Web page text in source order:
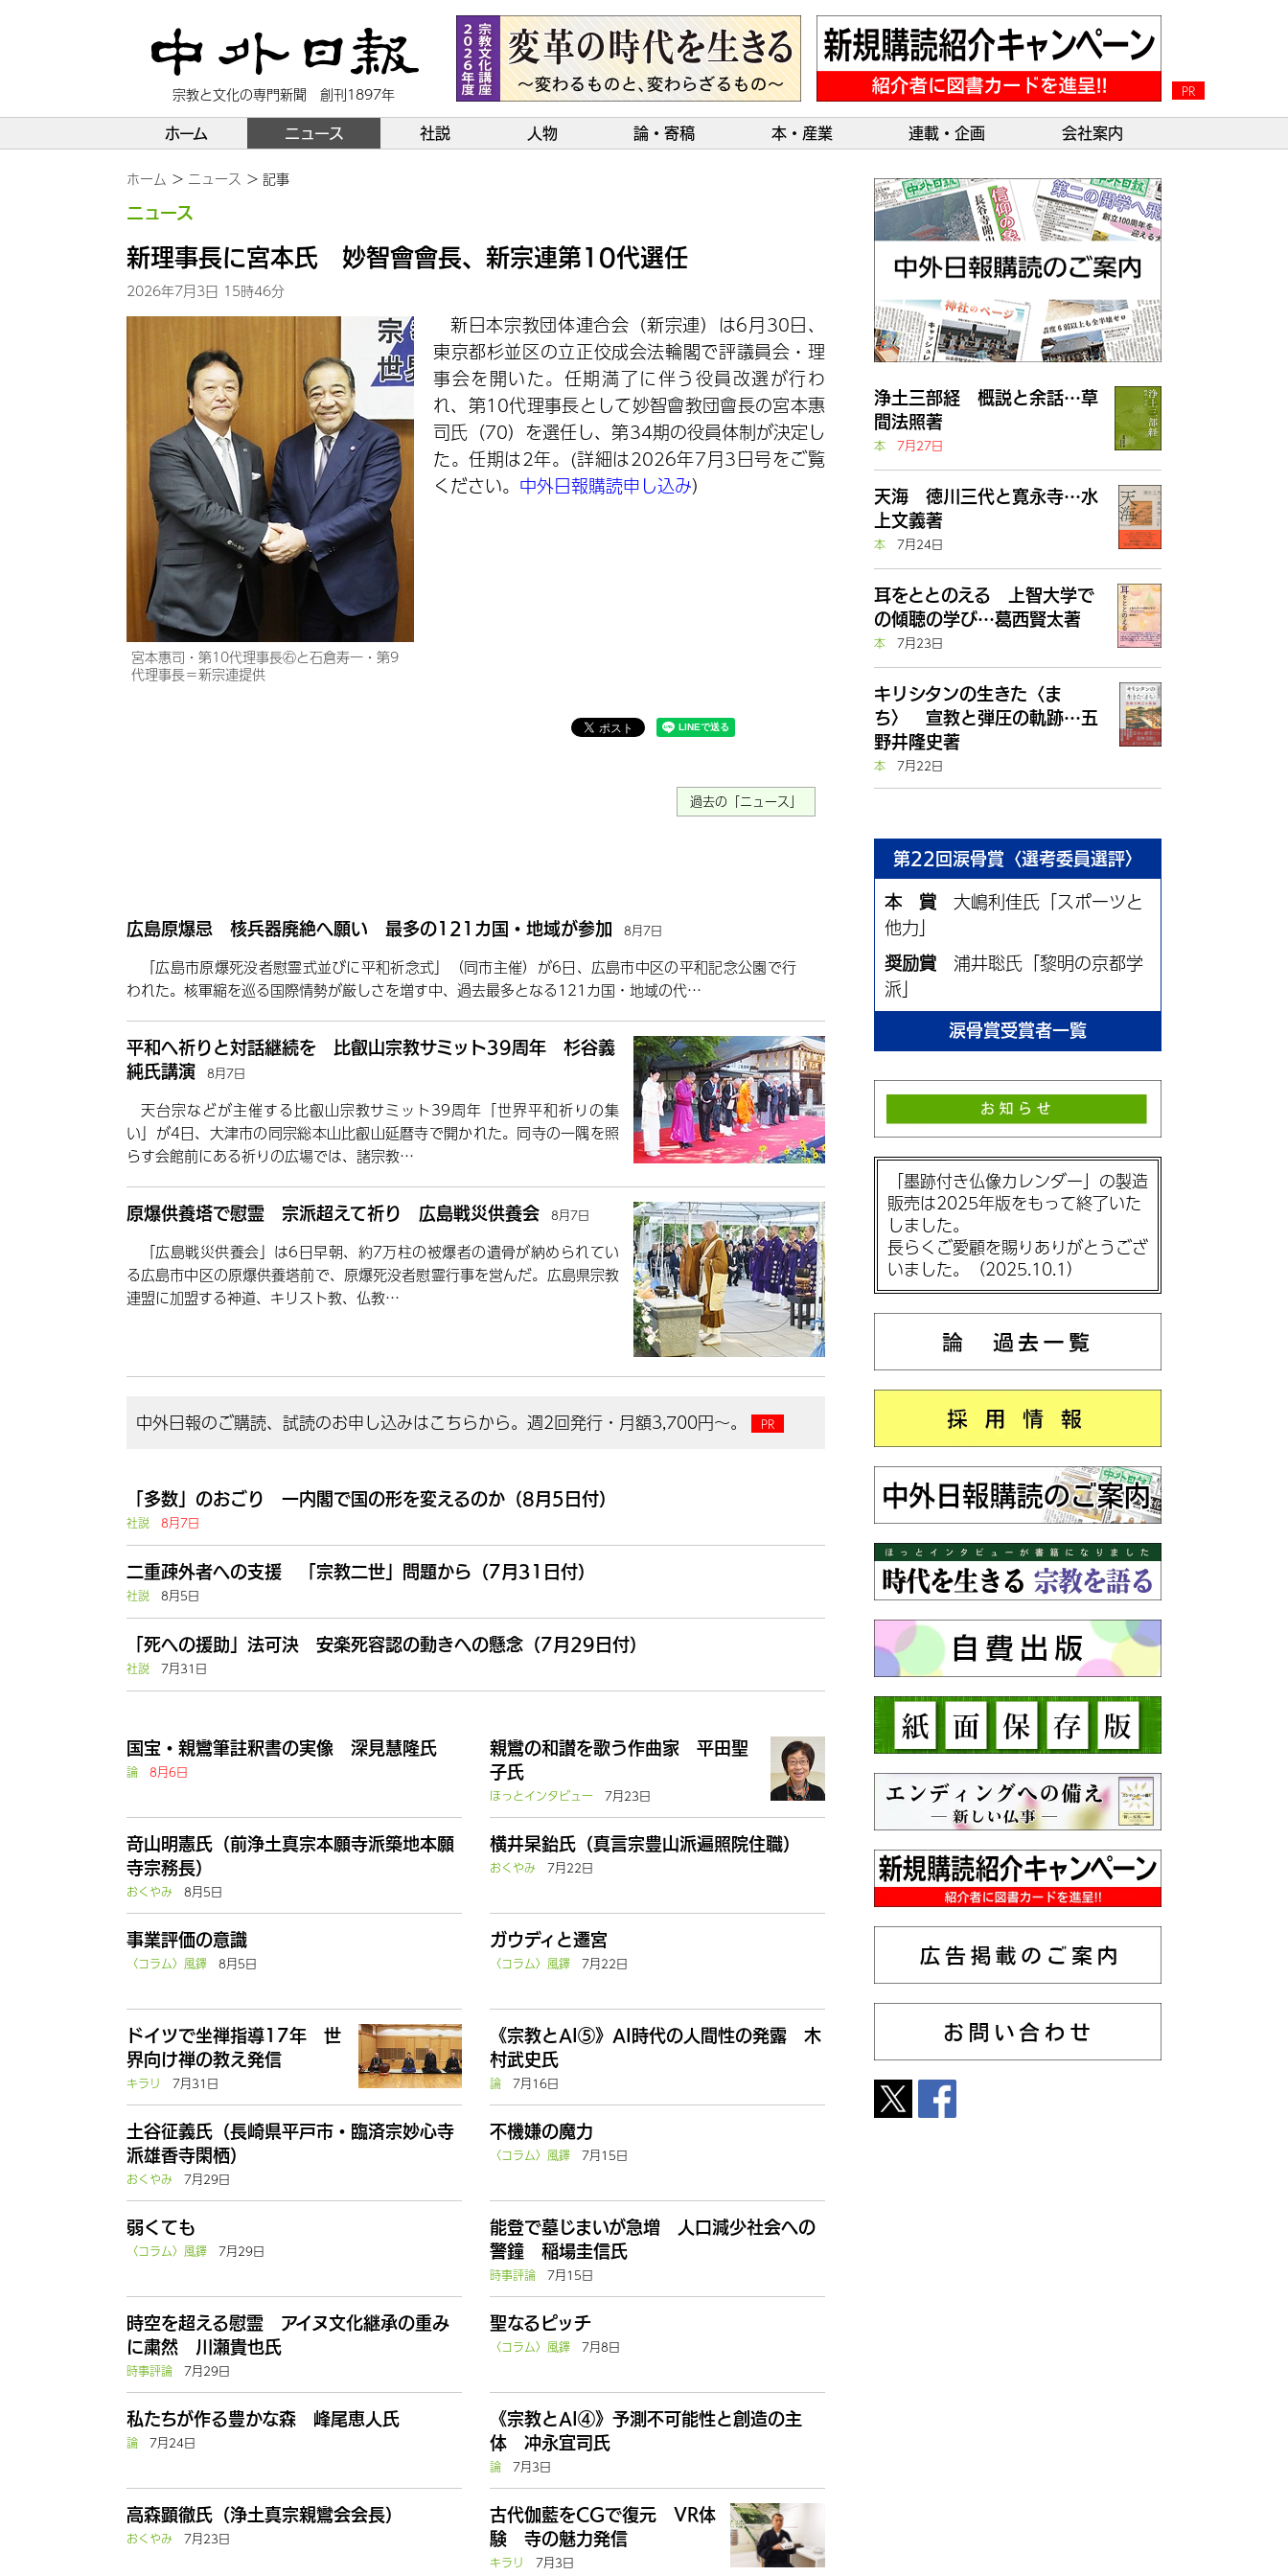
PR
宗教と文化の専門新聞 創刊1897年
ホーム ニュース 社説 人物 論・寄稿 本・産業 連載・企画 会社案内
ホーム ニュース 記事
ニュース
新理事長に宮本氏 妙智會會長、新宗連第10代選任
2026年7月3日 15時46分
宮本惠司・第10代理事長㊨と石倉寿一・第9
代理事長＝新宗連提供
新日本宗教団体連合会（新宗連）は6月30日、
東京都杉並区の立正佼成会法輪閣で評議員会・理
事会を開いた。任期満了に伴う役員改選が行わ
れ、第10代理事長として妙智會教団會長の宮本惠
司氏（70）を選任し、第34期の役員体制が決定し
た。任期は2年。(詳細は2026年7月3日号をご覧
ください。 中外日報購読申し込み）
過去の「ニュース」
広島原爆忌 核兵器廃絶へ願い 最多の121カ国・地域が参加 8月7日
「広島市原爆死没者慰霊式並びに平和祈念式」（同市主催）が6日、広島市中区の平和記念公園で行
われた。核軍縮を巡る国際情勢が厳しさを増す中、過去最多となる121カ国・地域の代…
平和へ祈りと対話継続を 比叡山宗教サミット39周年 杉谷義
純氏講演
8月7日
天台宗などが主催する比叡山宗教サミット39周年「世界平和祈りの集
い」が4日、大津市の同宗総本山比叡山延暦寺で開かれた。同寺の一隅を照
らす会館前にある祈りの広場では、諸宗教…
原爆供養塔で慰霊 宗派超えて祈り 広島戦災供養会 8月7日
「広島戦災供養会」は6日早朝、約7万柱の被爆者の遺骨が納められてい
る広島市中区の原爆供養塔前で、原爆死没者慰霊行事を営んだ。広島県宗教
連盟に加盟する神道、キリスト教、仏教…
中外日報のご購読、試読のお申し込みはこちらから。週2回発行・月額3,700円～。
「多数」のおごり 一内閣で国の形を変えるのか（8月5日付）
社説
8月7日
二重疎外者への支援 「宗教二世」問題から（7月31日付）
社説
8月5日
「死への援助」法可決 安楽死容認の動きへの懸念（7月29日付）
社説
7月31日
国宝・親鸞筆註釈書の実像 深見慧隆氏
論
8月6日
竒山明憲氏（前浄土真宗本願寺派築地本願
寺宗務長）
おくやみ
8月5日
事業評価の意識
〈コラム〉風鐸
8月5日
ドイツで坐禅指導17年 世
界向け禅の教え発信
キラリ
7月31日
土谷征義氏（長崎県平戸市・臨済宗妙心寺
派雄香寺閑栖）
おくやみ
7月29日
弱くても
〈コラム〉風鐸
7月29日
時空を超える慰霊 アイヌ文化継承の重み
に粛然 川瀬貴也氏
時事評論
7月29日
私たちが作る豊かな森 峰尾恵人氏
論
7月24日
高森顕徹氏（浄土真宗親鸞会会長）
おくやみ
7月23日
親鸞の和讃を歌う作曲家 平田聖
子氏
ほっとインタビュー
7月23日
横井杲鈶氏（真言宗豊山派遍照院住職）
おくやみ
7月22日
ガウディと遷宮
〈コラム〉風鐸
7月22日
《宗教とAI⑤》AI時代の人間性の発露 木
村武史氏
論
7月16日
不機嫌の魔力
〈コラム〉風鐸
7月15日
能登で墓じまいが急増 人口減少社会への
警鐘 稲場圭信氏
時事評論
7月15日
聖なるピッチ
〈コラム〉風鐸
7月8日
《宗教とAI④》予測不可能性と創造の主
体 冲永宜司氏
論
7月3日
古代伽藍をCGで復元 VR体
験 寺の魅力発信
キラリ
7月3日
浄土三部経 概説と余話…草
間法照著
本
7月27日
天海 徳川三代と寛永寺…水
上文義著
本
7月24日
耳をととのえる 上智大学で
の傾聴の学び…葛西賢太著
本
7月23日
キリシタンの生きた〈ま
ち〉 宣教と弾圧の軌跡…五
野井隆史著
本
7月22日
第22回涙骨賞〈選考委員選評〉
本 賞
大嶋利佳氏「スポーツと
他力」
奨励賞
浦井聡氏「黎明の京都学
派」
涙骨賞受賞者一覧
「墨跡付き仏像カレンダー」の製造
販売は2025年版をもって終了いた
しました。
長らくご愛顧を賜りありがとうござ
いました。（2025.10.1）